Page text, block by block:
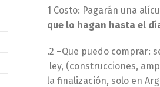
1 Costo: Pagarán una
que lo hagan hasta el
.2 –Que puedo comprar:
ley, (construcciones,
la finalización, solo en